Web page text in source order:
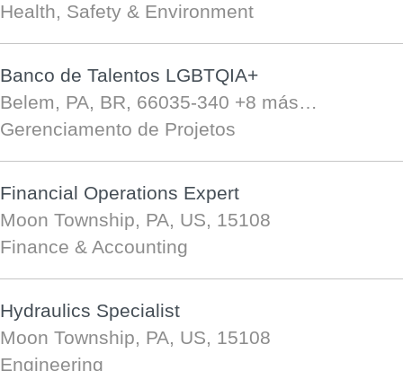
Health, Safety & Environment
Banco de Talentos LGBTQIA+
Belem, PA, BR, 66035-340 +8 más…
Gerenciamento de Projetos
Financial Operations Expert
Moon Township, PA, US, 15108
Finance & Accounting
Hydraulics Specialist
Moon Township, PA, US, 15108
Engineering